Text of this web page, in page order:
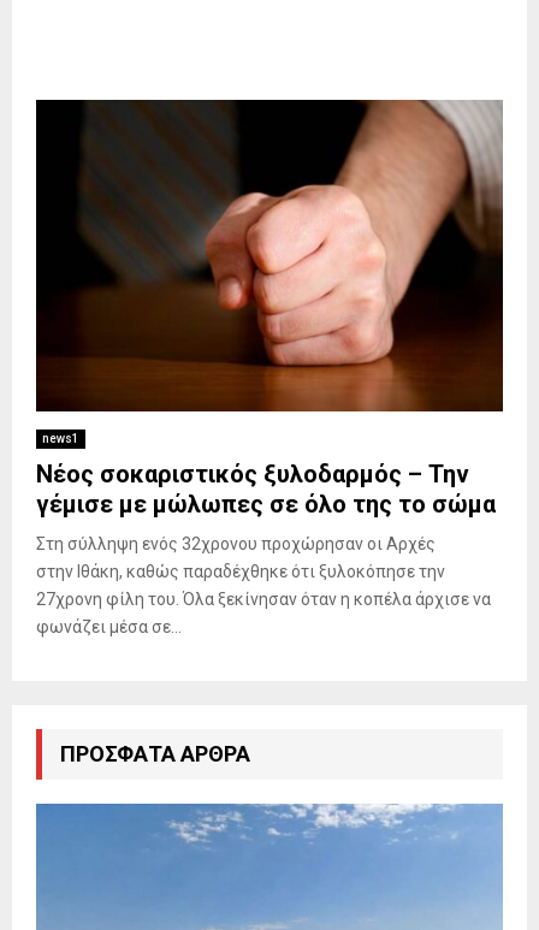
news1
Νέος σοκαριστικός ξυλοδαρμός – Την
γέμισε με μώλωπες σε όλο της το σώμα
Στη σύλληψη ενός 32χρονου προχώρησαν οι Αρχές
στην Ιθάκη, καθώς παραδέχθηκε ότι ξυλοκόπησε την
27χρονη φίλη του. Όλα ξεκίνησαν όταν η κοπέλα άρχισε να
φωνάζει μέσα σε...
ΠΡΌΣΦΑΤΑ ΆΡΘΡΑ